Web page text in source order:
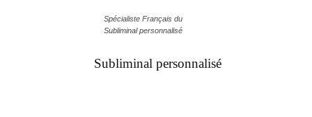
Spécialiste Français du
Subliminal personnalisé
Subliminal personnalisé